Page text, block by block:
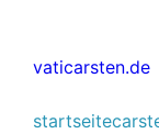
springen
vaticarsten.de
startseite